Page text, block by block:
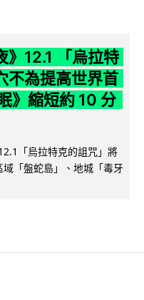
》12.1 「烏拉特
不為提高世界首
》縮短約 10 分
「烏拉特克的詛咒」將
「盤蛇島」、地城「毒牙